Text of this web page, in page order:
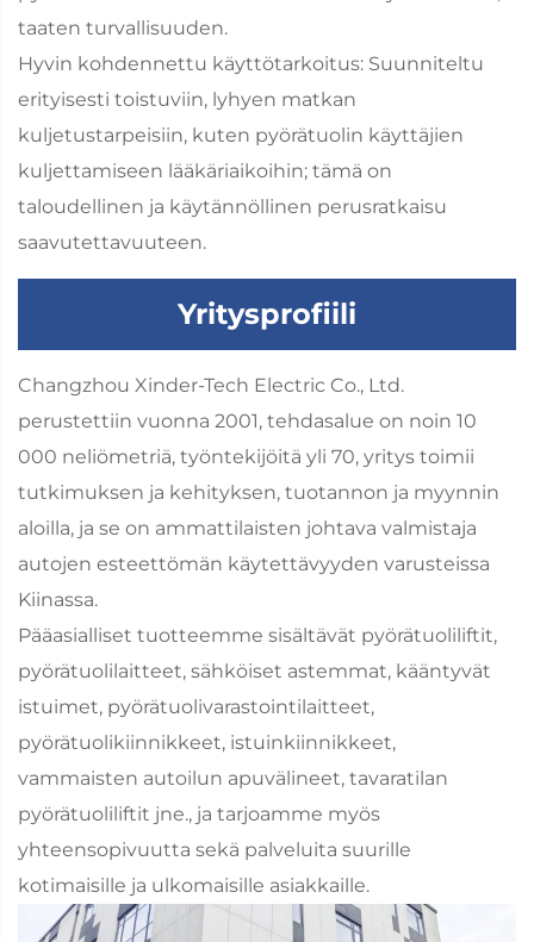
taaten turvallisuuden.
Hyvin kohdennettu käyttötarkoitus: Suunniteltu
erityisesti toistuviin, lyhyen matkan
kuljetustarpeisiin, kuten pyörätuolin käyttäjien
kuljettamiseen lääkäriaikoihin; tämä on
taloudellinen ja käytännöllinen perusratkaisu
saavutettavuuteen.
Yritysprofiili
Changzhou Xinder-Tech Electric Co., Ltd.
perustettiin vuonna 2001, tehdasalue on noin 10
000 neliömetriä, työntekijöitä yli 70, yritys toimii
tutkimuksen ja kehityksen, tuotannon ja myynnin
aloilla, ja se on ammattilaisten johtava valmistaja
autojen esteettömän käytettävyyden varusteissa
Kiinassa.
Pääasialliset tuotteemme sisältävät pyörätuoliliftit,
pyörätuolilaitteet, sähköiset astemmat, kääntyvät
istuimet, pyörätuolivarastointilaitteet,
pyörätuolikiinnikkeet, istuinkiinnikkeet,
vammaisten autoilun apuvälineet, tavaratilan
pyörätuoliliftit jne., ja tarjoamme myös
yhteensopivuutta sekä palveluita suurille
kotimaisille ja ulkomaisille asiakkaille.